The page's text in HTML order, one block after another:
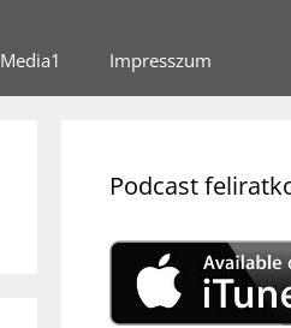
Media1 Impresszum
Podcast